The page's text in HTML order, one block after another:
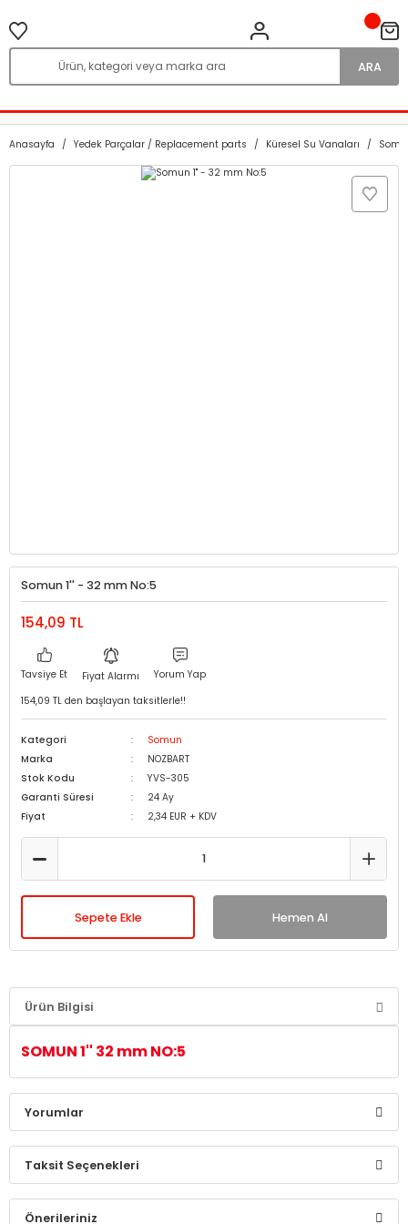
ARA
Anasayfa Yedek Parçalar / Replacement parts Küresel Su Vanaları
Somun 1'' - 32 mm No:5
154,09 TL
Tavsiye Et Fiyat Alarmı
Yorum Yap
154,09 TL den başlayan taksitlerle!!
Kategori
Somun
Marka
NOZBART
Stok Kodu
YVS-305
Garanti Süresi
24 Ay
Fiyat
2,34 EUR + KDV
Sepete Ekle Hemen Al
Ürün Bilgisi
SOMUN 1'' 32 mm NO:5
Yorumlar
Bu ürüne ilk yorumu siz yapın!
Taksit Seçenekleri
Önerileriniz